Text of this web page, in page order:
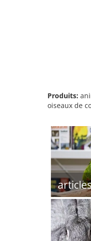
Produits:
oiseaux de